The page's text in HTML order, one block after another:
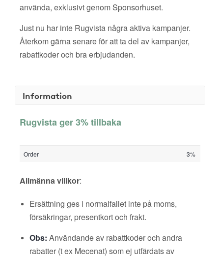
använda, exklusivt genom Sponsorhuset.
Just nu har inte Rugvista några aktiva kampanjer.
Återkom gärna senare för att ta del av kampanjer,
rabattkoder och bra erbjudanden.
Information
Rugvista ger 3% tillbaka
Order 3%
Allmänna villkor:
Ersättning ges i normalfallet inte på moms,
försäkringar, presentkort och frakt.
Obs: Användande av rabattkoder och andra
rabatter (t ex Mecenat) som ej utfärdats av